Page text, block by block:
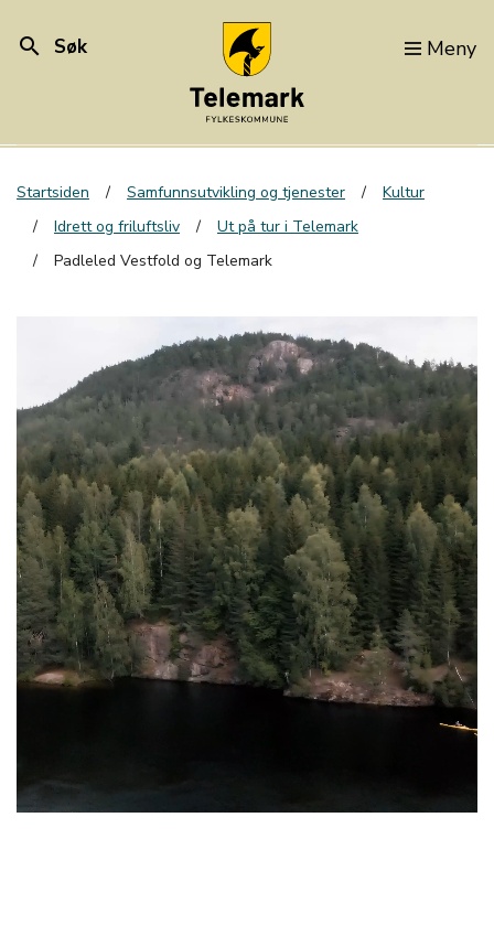
search Søk Meny
Startsiden Samfunnsutvikling og tjenester
Kultur
Idrett og friluftsliv
Ut på tur i Telemark
Padleled Vestfold og Telemark